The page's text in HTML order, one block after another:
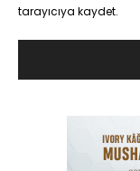
tarayıcıya kaydet.